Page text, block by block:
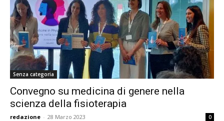
Senza categoria
Convegno su medicina di genere nella
scienza della fisioterapia
redazione - 28 Marzo 2023 0